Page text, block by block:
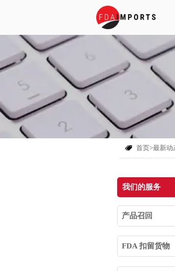
 首页>最新动
我们的服务
产品召回
FDA 扣留货物